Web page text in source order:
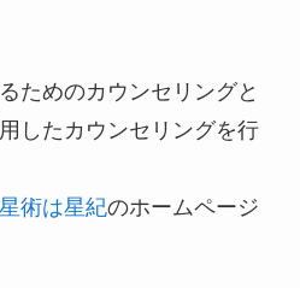
ためのカウンセリングと
したカウンセリングを行
術は星紀のホームページ